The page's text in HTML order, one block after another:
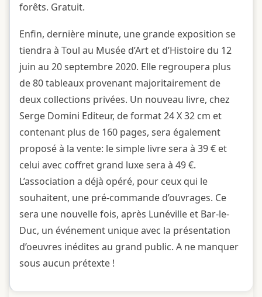
forêts. Gratuit.
Enfin, dernière minute, une grande exposition se
tiendra à Toul au Musée d’Art et d’Histoire du 12
juin au 20 septembre 2020. Elle regroupera plus
de 80 tableaux provenant majoritairement de
deux collections privées. Un nouveau livre, chez
Serge Domini Editeur, de format 24 X 32 cm et
contenant plus de 160 pages, sera également
proposé à la vente: le simple livre sera à 39 € et
celui avec coffret grand luxe sera à 49 €.
L’association a déjà opéré, pour ceux qui le
souhaitent, une pré-commande d’ouvrages. Ce
sera une nouvelle fois, après Lunéville et Bar-le-
Duc, un événement unique avec la présentation
d’oeuvres inédites au grand public. A ne manquer
sous aucun prétexte !